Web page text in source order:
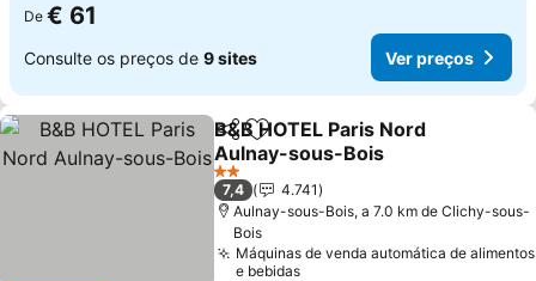
De € 61
Consulte os preços de 9 sites Ver preços
PartilharAdicionar aos favoritos
B&B HOTEL Paris Nord
Aulnay-sous-Bois
2 Estrelas
7,4
4.741
Aulnay-sous-Bois, a 7.0 km de Clichy-sous-
Bois
Máquinas de venda automática de alimentos
e bebidas